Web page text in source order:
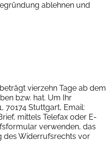
ablehnen und
vierzehn Tage ab dem
bzw. hat. Um Ihr
70174 Stuttgart, Email:
mittels Telefax oder E-
verwenden, das
des Widerrufsrechts vor